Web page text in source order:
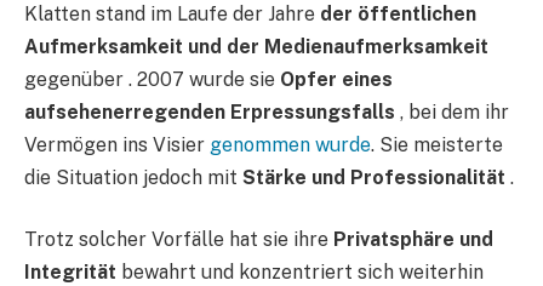
Klatten stand im Laufe der Jahre der öffentlichen
Aufmerksamkeit und der Medienaufmerksamkeit
gegenüber . 2007 wurde sie Opfer eines
aufsehenerregenden Erpressungsfalls , bei dem ihr
Vermögen ins Visier genommen wurde. Sie meisterte
die Situation jedoch mit Stärke und Professionalität .
Trotz solcher Vorfälle hat sie ihre Privatsphäre und
Integrität bewahrt und konzentriert sich weiterhin